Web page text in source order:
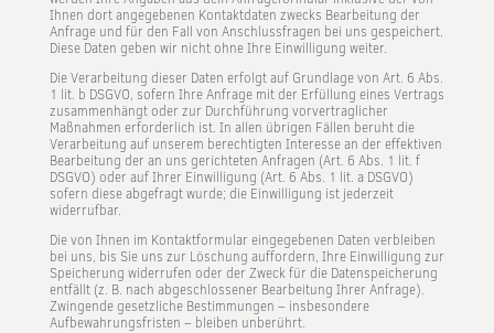
Ihnen dort angegebenen Kontaktdaten zwecks Bearbeitung der
Anfrage und für den Fall von Anschlussfragen bei uns gespeichert.
Diese Daten geben wir nicht ohne Ihre Einwilligung weiter.
Die Verarbeitung dieser Daten erfolgt auf Grundlage von Art. 6 Abs.
1 lit. b DSGVO, sofern Ihre Anfrage mit der Erfüllung eines Vertrags
zusammenhängt oder zur Durchführung vorvertraglicher
Maßnahmen erforderlich ist. In allen übrigen Fällen beruht die
Verarbeitung auf unserem berechtigten Interesse an der effektiven
Bearbeitung der an uns gerichteten Anfragen (Art. 6 Abs. 1 lit. f
DSGVO) oder auf Ihrer Einwilligung (Art. 6 Abs. 1 lit. a DSGVO)
sofern diese abgefragt wurde; die Einwilligung ist jederzeit
widerrufbar.
Die von Ihnen im Kontaktformular eingegebenen Daten verbleiben
bei uns, bis Sie uns zur Löschung auffordern, Ihre Einwilligung zur
Speicherung widerrufen oder der Zweck für die Datenspeicherung
entfällt (z. B. nach abgeschlossener Bearbeitung Ihrer Anfrage).
Zwingende gesetzliche Bestimmungen – insbesondere
Aufbewahrungsfristen – bleiben unberührt.